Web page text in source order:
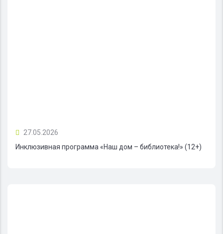
27.05.2026
Инклюзивная программа «Наш дом – библиотека!» (12+)